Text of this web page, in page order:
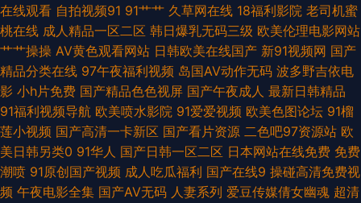
清超碰av人人操 亚洲久草福利导航大全 日韩电影网 激情九月婷婷 伊人久久
免费 天美传媒麻豆MD 九一小网站 日本亚洲中文 日韩a卡一 久久日B 激情五
月俺去也 午夜激情AV导航 免费高清网站 91红杏网站 777视频在线 欧洲国产
精品 91干逼淫秽网站 91视频亚 人妻蜜桃91 超碰97极品9 97人人做人人妻人
人爽视频 人人澡在线视频 91丝袜足交在线 日韩美欧八区 成人超碰在线观看
在线观看 自拍视频91 91艹艹 久草网在线 18福利影院 老司机蜜
桃在线 成人精品一区二区 韩日爆乳无码三级 欧美伦理电影网站
艹艹操操 AV黄色观看网站 日韩欧美在线国产 新91视频网 国产
精品分类在线 97午夜福利视频 岛国AV动作无码 波多野吉依电
影 小h片免费 国产精品色色视屏 国产午夜成人 最新日韩精品
91福利视频导航 欧美喷水影院 91爱爱视频 欧美色图论坛 91榴
莲小视频 国产高清一卡新区 国产看片资源 二色吧97资源站 欧
美日韩另类0 91华人 国产日韩一区二区 日本网站在线免费 免费
潮喷 91原创国产视频 成人吃瓜福利 国产在线9 操碰高清免费视
频 午夜电影全集 国产AV无码 人妻系列 爱豆传媒倩女幽魂 超清